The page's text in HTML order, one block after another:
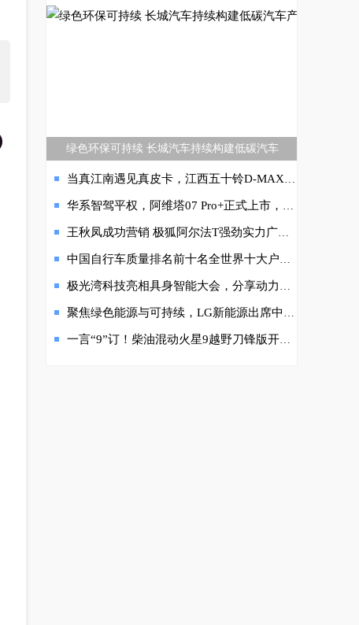
绿色环保可持续 长城汽车持续构建低碳汽车
当真江南遇见真皮卡，江西五十铃D-MAX，美学与粗旷皆可兼得
华系智驾平权，阿维塔07 Pro+正式上市，将豪华车打进20万内
王秋凤成功营销 极狐阿尔法T强劲实力广为人知
中国自行车质量排名前十名全世界十大户外骑行自行车品牌排行榜
极光湾科技亮相具身智能大会，分享动力总成电气化前沿解决方案
聚焦绿色能源与可持续，LG新能源出席中国汽车百人会论坛2023
一言“9”订！柴油混动火星9越野刀锋版开启盲订